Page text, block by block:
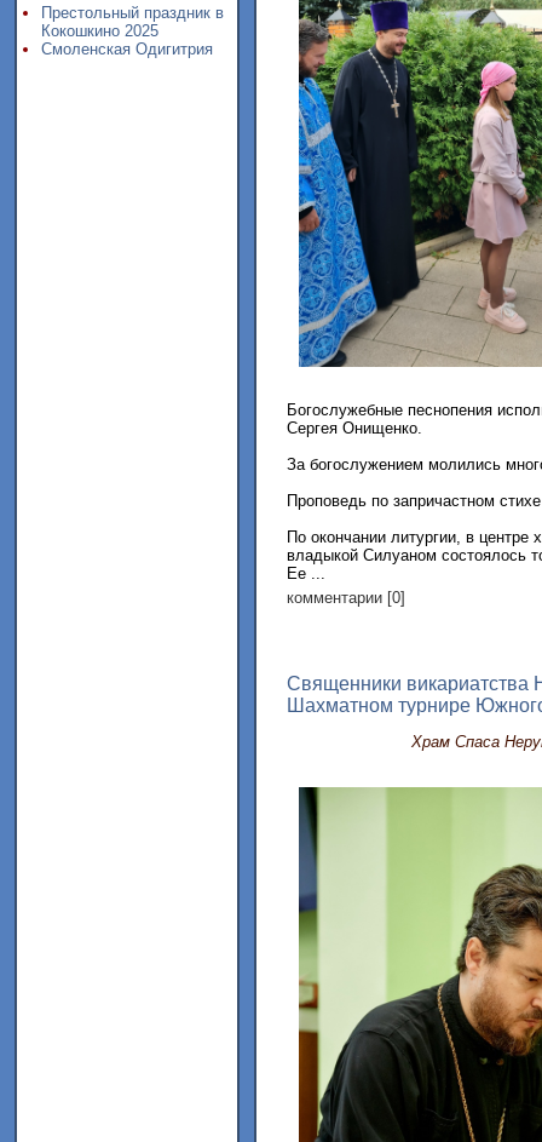
Престольный праздник в
Кокошкино 2025
Смоленская Одигитрия
Богослужебные песнопения
Сергея Онищенко.
За богослужением молились
Проповедь по запричастном
По окончании литургии, в
владыкой Силуаном состоялось
Ее ...
комментарии [0]
Священники викариатства
Шахматном турнире
Храм Спаса